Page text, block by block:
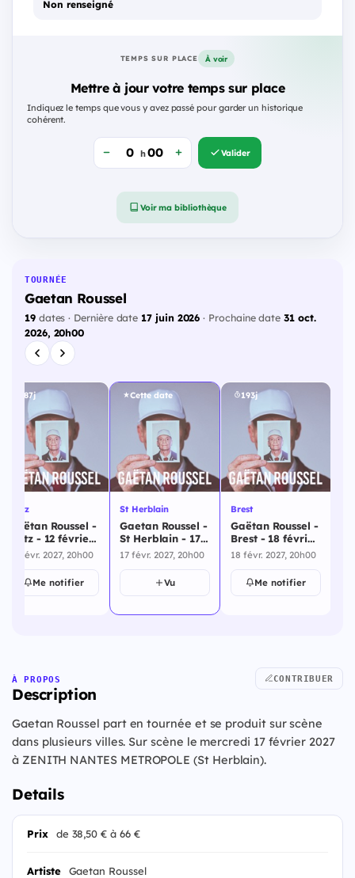
Non renseigné
TEMPS SUR PLACE À voir
Mettre à jour votre temps sur place
Indiquez le temps que vous y avez passé pour garder un historique
cohérent.
h Valider
Voir ma bibliothèque
TOURNÉE
Gaetan Roussel
19dates · Dernière date 17 juin 2026 · Prochaine date31 oct.
2026, 20h00
187j
Metz
Gaëtan Roussel -
Metz - 12 février
2027
12 févr. 2027, 20h00
Me notifier
Cette date
St Herblain
Gaetan Roussel -
St Herblain - 17
février 2027
17 févr. 2027, 20h00
Vu
193j
Brest
Gaëtan Roussel -
Brest - 18 février
2027
18 févr. 2027, 20h00
Me notifier
À PROPOS
Description
CONTRIBUER
Gaetan Roussel part en tournée et se produit sur scène
dans plusieurs villes. Sur scène le mercredi 17 février 2027
à ZENITH NANTES METROPOLE (St Herblain).
Details
Prix de 38,50 € à 66 €
Artiste Gaetan Roussel